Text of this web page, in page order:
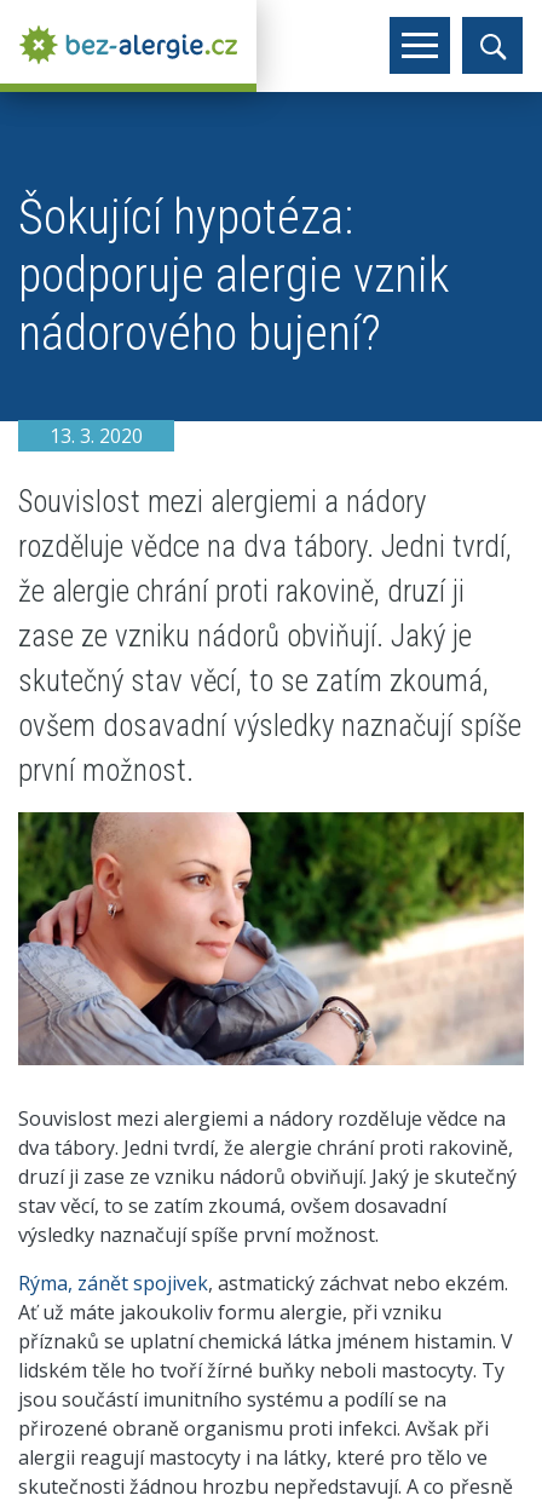
Šokující hypotéza:
podporuje alergie vznik
nádorového bujení?
13. 3. 2020
Souvislost mezi alergiemi a nádory
rozděluje vědce na dva tábory. Jedni tvrdí,
že alergie chrání proti rakovině, druzí ji
zase ze vzniku nádorů obviňují. Jaký je
skutečný stav věcí, to se zatím zkoumá,
ovšem dosavadní výsledky naznačují spíše
první možnost.
Souvislost mezi alergiemi a nádory rozděluje vědce na
dva tábory. Jedni tvrdí, že alergie chrání proti rakovině,
druzí ji zase ze vzniku nádorů obviňují. Jaký je skutečný
stav věcí, to se zatím zkoumá, ovšem dosavadní
výsledky naznačují spíše první možnost.
Rýma, zánět spojivek, astmatický záchvat nebo ekzém.
Ať už máte jakoukoliv formu alergie, při vzniku
příznaků se uplatní chemická látka jménem histamin. V
lidském těle ho tvoří žírné buňky neboli mastocyty. Ty
jsou součástí imunitního systému a podílí se na
přirozené obraně organismu proti infekci. Avšak při
alergii reagují mastocyty i na látky, které pro tělo ve
skutečnosti žádnou hrozbu nepředstavují. A co přesně